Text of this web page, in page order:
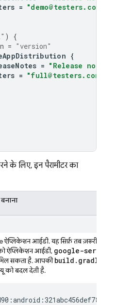
= "demo@testers.com"
)
{
= "version"
{
= "Release
= "full@testers.com"
के लिए, इन पैरामीटर का
आईडी. यह सिर्फ़ तब ज़रूरी है,
ऐप्लिकेशन आईडी, google-
सकता है. आपकीbuild.gradle
को बदल देती है.